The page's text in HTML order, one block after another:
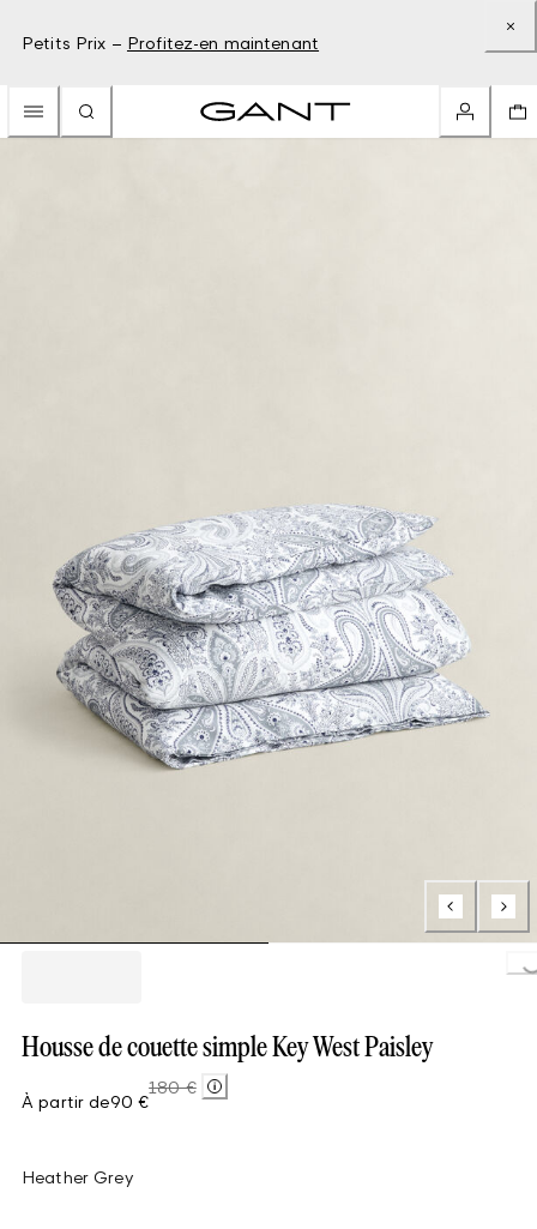
Petits Prix – Profitez-en maintenant
Housse de couette simple Key West Paisley
À partir de90 €
180 €
Heather Grey